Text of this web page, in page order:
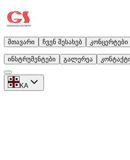
მთავარი ჩვენ შესახებ კონცერტები
ინსტრუმენტები გალერეა
KA